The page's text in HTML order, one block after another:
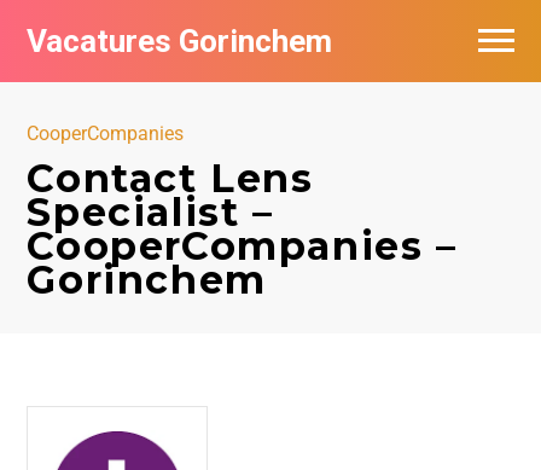
Vacatures Gorinchem
CooperCompanies
Contact Lens
Specialist –
CooperCompanies –
Gorinchem
Vacatures bij bedrijven in Gorinchem
De populairste vacatures in Gorinchem
Nieuwsbrief feed